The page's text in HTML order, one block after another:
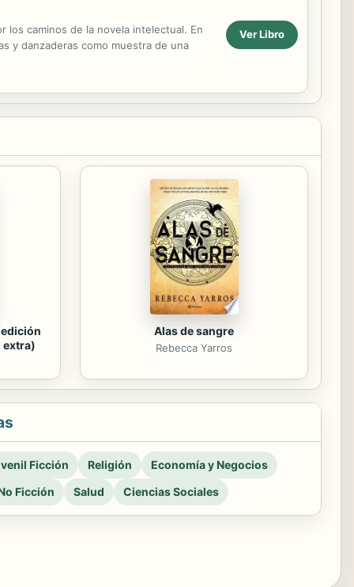
los caminos de la novela intelectual. En
y danzaderas como muestra de una
Ver Libro
extra)
Alas de sangre
Rebecca Yarros
Ficción Religión
Economía y Negocios
Ficción
Salud Ciencias Sociales